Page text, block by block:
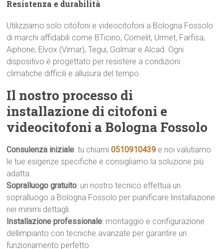
Resistenza e durabilità
Utilizziamo solo citofoni e videocitofoni a Bologna Fossolo
di marchi affidabili come BTicino, Comelit, Urmet, Farfisa,
Aiphone, Elvox (Vimar), Tegui, Golmar e Alcad. Ogni
dispositivo è progettato per resistere a condizioni
climatiche difficili e allusura del tempo.
Il nostro processo di
installazione di citofoni e
videocitofoni a Bologna Fossolo
Consulenza iniziale: tu chiami0510910439 e noi valutiamo
le tue esigenze specifiche e consigliamo la soluzione più
adatta.
Sopralluogo gratuito: un nostro tecnico effettua un
sopralluogo a Bologna Fossolo per pianificare linstallazione
nei minimi dettagli.
Installazione professionale: montaggio e configurazione
dellimpianto con tecniche avanzate per garantire un
funzionamento perfetto.